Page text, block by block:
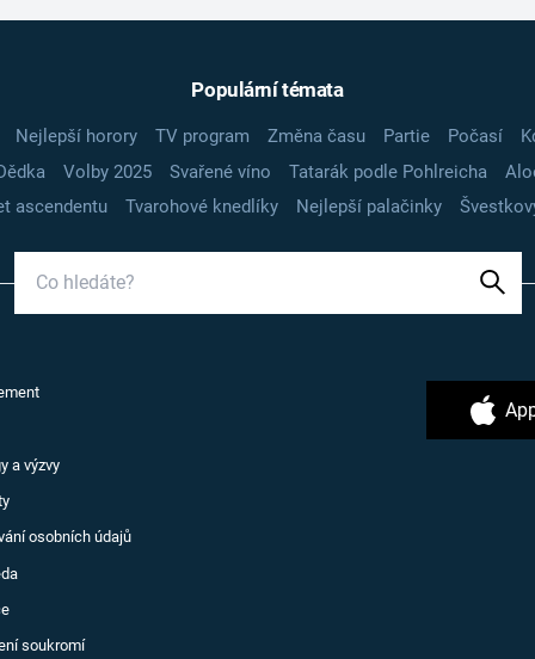
Populární témata
Nejlepší horory TV program Změna času Partie Počasí
Volby 2025 Svařené víno Tatarák podle Pohlreicha
ascendentu
Tvarohové knedlíky Nejlepší palačinky
a výzvy
osobních údajů
soukromí